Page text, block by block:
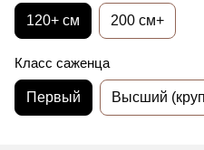
120+ см 200 см+
Класс саженца
Первый Высший